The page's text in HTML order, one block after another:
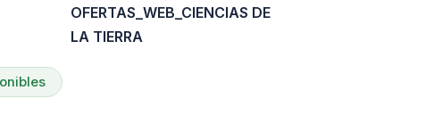
OFERTAS_WEB_CIENCIAS DE
LA TIERRA